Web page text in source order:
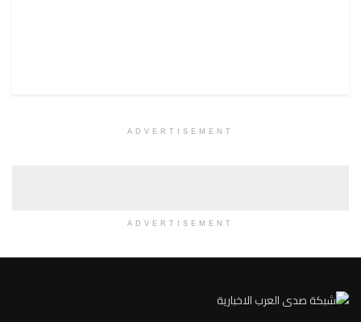
ADVERTISEMENT
ADVERTISEMENT